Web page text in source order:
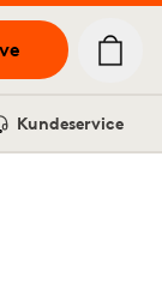
Kundeservice